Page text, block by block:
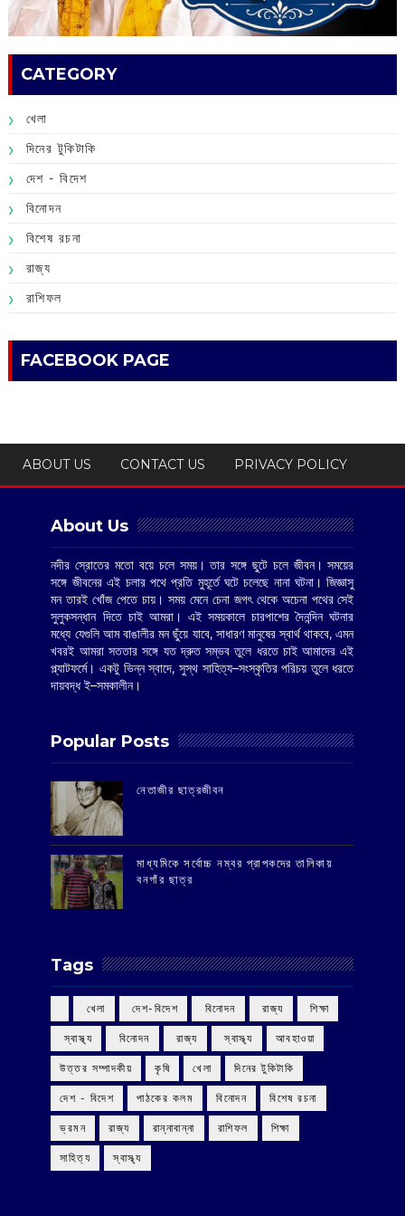
CATEGORY
খেলা
দিনের টুকিটাকি
দেশ - বিদেশ
বিনোদন
বিশেষ রচনা
রাজ্য
রাশিফল
FACEBOOK PAGE
ABOUT US CONTACT US PRIVACY POLICY
About Us
নদীর স্রোতের মতো বয়ে চলে সময়। তার সঙ্গে ছুটে চলে জীবন। সময়ের
সঙ্গে জীবনের এই চলার পথে প্রতি মুহূর্তে ঘটে চলেছে নানা ঘটনা। জিজ্ঞাসু
মন তারই খোঁজ পেতে চায়। সময় মেনে চেনা জগৎ থেকে অচেনা পথের সেই
সুলুকসন্ধান দিতে চাই আমরা। এই সময়কালে চারপাশের দৈনন্দিন ঘটনার
মধ্যে যেগুলি আম বাঙালীর মন ছুঁয়ে যাবে, সাধারণ মানুষের স্বার্থ থাকবে, এমন
খবরই আমরা সততার সঙ্গে যত দ্রুত সম্ভব তুলে ধরতে চাই আমাদের এই
প্ল্যাটফর্মে। একটু ভিন্ন স্বাদে, সুস্থ সাহিত্য–সংস্কৃতির পরিচয় তুলে ধরতে
দায়বদ্ধ ই–সমকালীন।
Popular Posts
‌নেতাজীর ছাত্রজীবন
মাধ্যমিকে সর্বোচ্চ নম্বর প্রাপকদের তালিকায়
বনগাঁর ছাত্র
Tags
‌ খেলা ‌ দেশ-বিদেশ ‌ বিনোদন ‌ রাজ্য ‌ শিক্ষা
‌ স্বাস্থ্য ‌ বিনোদন ‌ রাজ্য ‌ স্বাস্থ্য আবহাওয়া
উত্তর সম্পাদকীয় কৃষি খেলা দিনের টুকিটাকি
দেশ - বিদেশ পাঠকের কলম বিনোদন বিশেষ রচনা
ভ্রমন রাজ্য রান্নাবান্না রাশিফল শিক্ষা
সাহিত্য স্বাস্থ্য